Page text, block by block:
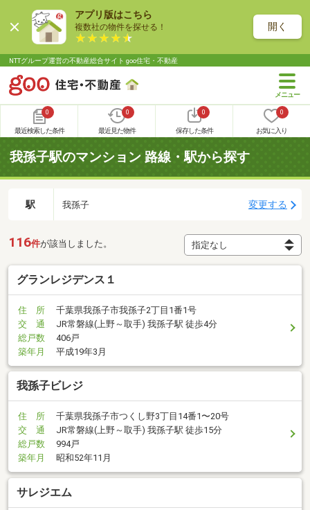
アプリ版はこちら
複数社の物件を探せる！ 開く
NTTグループ運営の不動産総合サイト goo住宅・不動産
0
最近検索した条件
0
最近見た物件
0
保存した条件
0
お気に入り
我孫子駅のマンション 路線・駅から探す
駅 我孫子 変更する
116件が該当しました。
グランレジデンス１
住 所
千葉県我孫子市我孫子2丁目1番1号
交 通
JR常磐線(上野～取手) 我孫子駅 徒歩4分
総戸数
406戸
築年月
平成19年3月
我孫子ビレジ
住 所
千葉県我孫子市つくし野3丁目14番1〜20号
交 通
JR常磐線(上野～取手) 我孫子駅 徒歩15分
総戸数
994戸
築年月
昭和52年11月
サレジエム